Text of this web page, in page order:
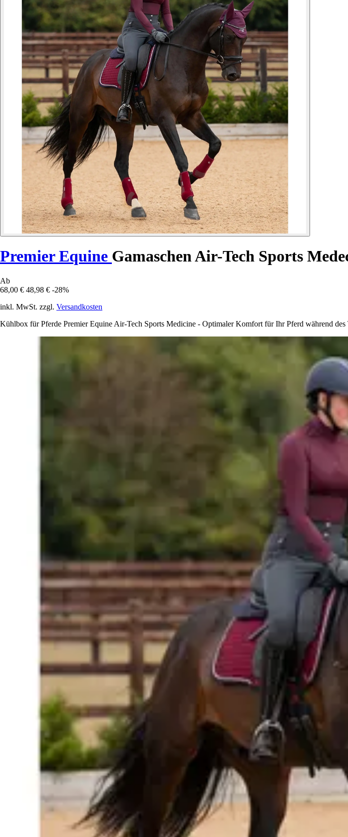
Premier Equine Gamaschen Air-Tech Sports
Ab
68,00 € 48,98 € -28%
inkl. MwSt. zzgl. Versandkosten
Kühlbox für Pferde Premier Equine Air-Tech Sports Medicine - Optimaler Komfort für Ihr Pferd während des